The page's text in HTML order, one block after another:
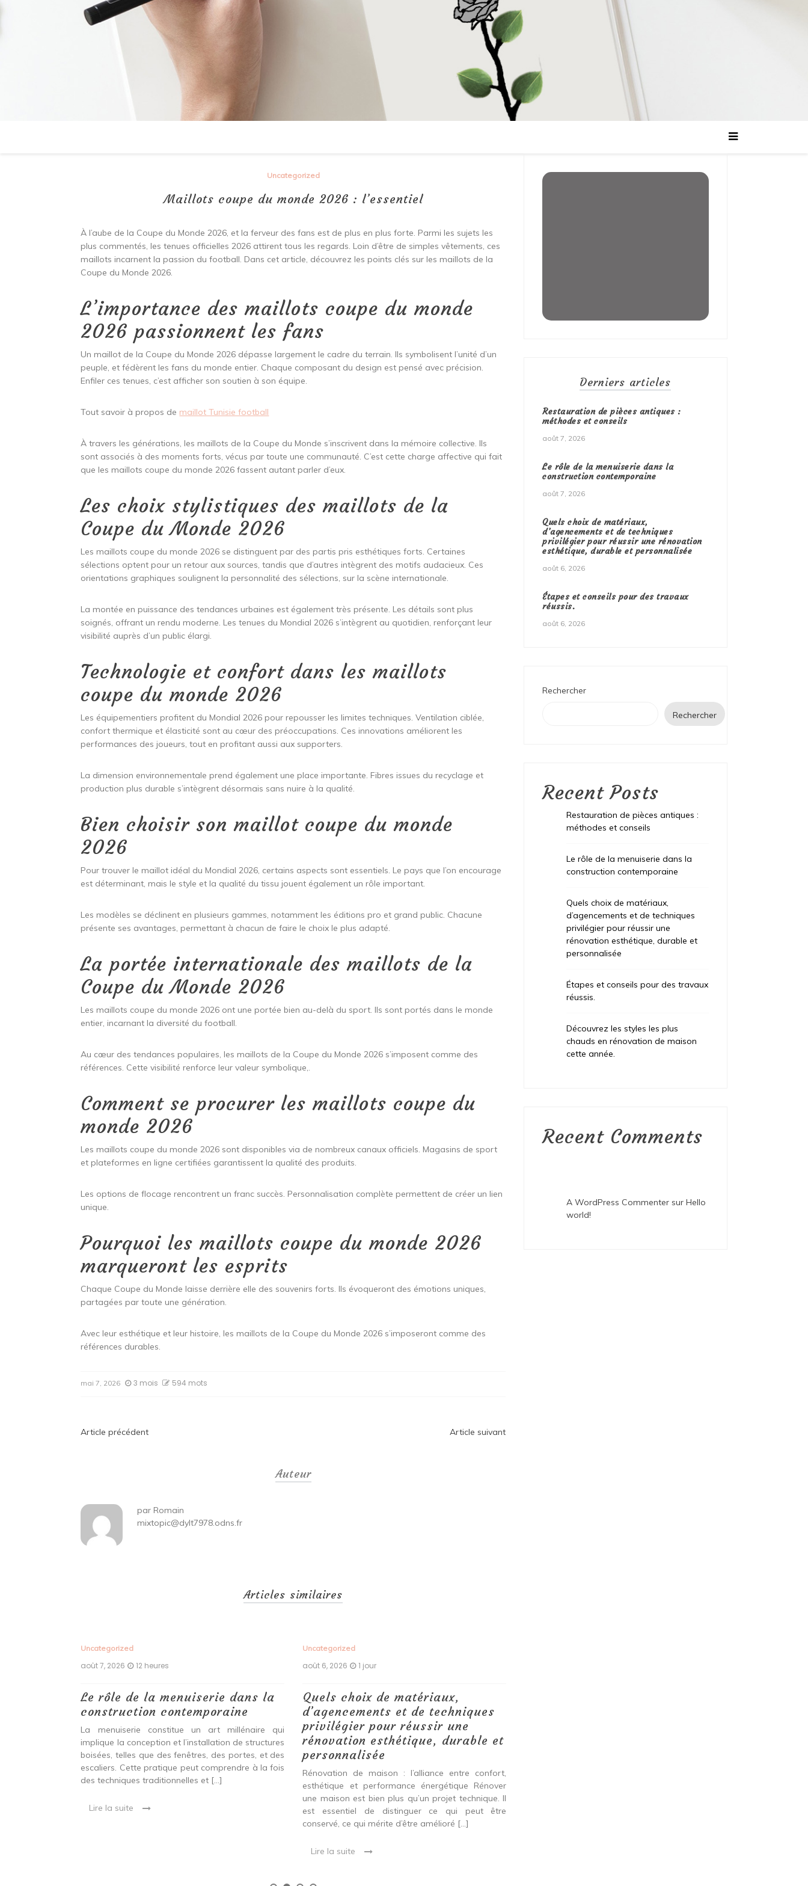
Uncategorized
Maillots coupe du monde 2026 : l’essentiel
À l’aube de la Coupe du Monde 2026, et la ferveur des fans est de plus en plus forte. Parmi les sujets les
plus commentés, les tenues officielles 2026 attirent tous les regards. Loin d’être de simples vêtements, ces
maillots incarnent la passion du football. Dans cet article, découvrez les points clés sur les maillots de la
Coupe du Monde 2026.
L’importance des maillots coupe du monde
2026 passionnent les fans
Un maillot de la Coupe du Monde 2026 dépasse largement le cadre du terrain. Ils symbolisent l’unité d’un
peuple, et fédèrent les fans du monde entier. Chaque composant du design est pensé avec précision.
Enfiler ces tenues, c’est afficher son soutien à son équipe.
Tout savoir à propos de maillot Tunisie football
À travers les générations, les maillots de la Coupe du Monde s’inscrivent dans la mémoire collective. Ils
sont associés à des moments forts, vécus par toute une communauté. C’est cette charge affective qui fait
que les maillots coupe du monde 2026 fassent autant parler d’eux.
Les choix stylistiques des maillots de la
Coupe du Monde 2026
Les maillots coupe du monde 2026 se distinguent par des partis pris esthétiques forts. Certaines
sélections optent pour un retour aux sources, tandis que d’autres intègrent des motifs audacieux. Ces
orientations graphiques soulignent la personnalité des sélections, sur la scène internationale.
La montée en puissance des tendances urbaines est également très présente. Les détails sont plus
soignés, offrant un rendu moderne. Les tenues du Mondial 2026 s’intègrent au quotidien, renforçant leur
visibilité auprès d’un public élargi.
Technologie et confort dans les maillots
coupe du monde 2026
Les équipementiers profitent du Mondial 2026 pour repousser les limites techniques. Ventilation ciblée,
confort thermique et élasticité sont au cœur des préoccupations. Ces innovations améliorent les
performances des joueurs, tout en profitant aussi aux supporters.
La dimension environnementale prend également une place importante. Fibres issues du recyclage et
production plus durable s’intègrent désormais sans nuire à la qualité.
Bien choisir son maillot coupe du monde
2026
Pour trouver le maillot idéal du Mondial 2026, certains aspects sont essentiels. Le pays que l’on encourage
est déterminant, mais le style et la qualité du tissu jouent également un rôle important.
Les modèles se déclinent en plusieurs gammes, notamment les éditions pro et grand public. Chacune
présente ses avantages, permettant à chacun de faire le choix le plus adapté.
La portée internationale des maillots de la
Coupe du Monde 2026
Les maillots coupe du monde 2026 ont une portée bien au-delà du sport. Ils sont portés dans le monde
entier, incarnant la diversité du football.
Au cœur des tendances populaires, les maillots de la Coupe du Monde 2026 s’imposent comme des
références. Cette visibilité renforce leur valeur symbolique,.
Comment se procurer les maillots coupe du
monde 2026
Les maillots coupe du monde 2026 sont disponibles via de nombreux canaux officiels. Magasins de sport
et plateformes en ligne certifiées garantissent la qualité des produits.
Les options de flocage rencontrent un franc succès. Personnalisation complète permettent de créer un lien
unique.
Pourquoi les maillots coupe du monde 2026
marqueront les esprits
Chaque Coupe du Monde laisse derrière elle des souvenirs forts. Ils évoqueront des émotions uniques,
partagées par toute une génération.
Avec leur esthétique et leur histoire, les maillots de la Coupe du Monde 2026 s’imposeront comme des
références durables.
mai 7, 2026 3 mois 594 mots
Navigation
Article précédent Article suivant
Auteur
par Romain
mixtopic@dylt7978.odns.fr
Articles similaires
Uncategorized
août 7, 2026 12 heures
Le rôle de la menuiserie dans la
construction contemporaine
La menuiserie constitue un art millénaire qui
implique la conception et l’installation de structures
boisées, telles que des fenêtres, des portes, et des
escaliers. Cette pratique peut comprendre à la fois
des techniques traditionnelles et […]
Lire la suite
Uncategorized
août 6, 2026 1 jour
Quels choix de matériaux,
d’agencements et de techniques
privilégier pour réussir une
rénovation esthétique, durable et
personnalisée
Rénovation de maison : l’alliance entre confort,
esthétique et performance énergétique Rénover
une maison est bien plus qu’un projet technique. Il
est essentiel de distinguer ce qui peut être
conservé, ce qui mérite d’être amélioré […]
Lire la suite
Derniers articles
Restauration de pièces antiques :
méthodes et conseils
août 7, 2026
Le rôle de la menuiserie dans la
construction contemporaine
août 7, 2026
Quels choix de matériaux,
d’agencements et de techniques
privilégier pour réussir une rénovation
esthétique, durable et personnalisée
août 6, 2026
Étapes et conseils pour des travaux
réussis.
août 6, 2026
Rechercher
Rechercher
Recent Posts
Restauration de pièces antiques :
méthodes et conseils
Le rôle de la menuiserie dans la
construction contemporaine
Quels choix de matériaux,
d’agencements et de techniques
privilégier pour réussir une
rénovation esthétique, durable et
personnalisée
Étapes et conseils pour des travaux
réussis.
Découvrez les styles les plus
chauds en rénovation de maison
cette année.
Recent Comments
A WordPress Commenter surHello
world!